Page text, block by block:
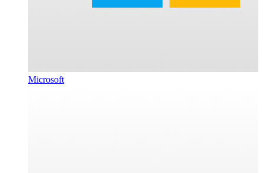
Microsoft